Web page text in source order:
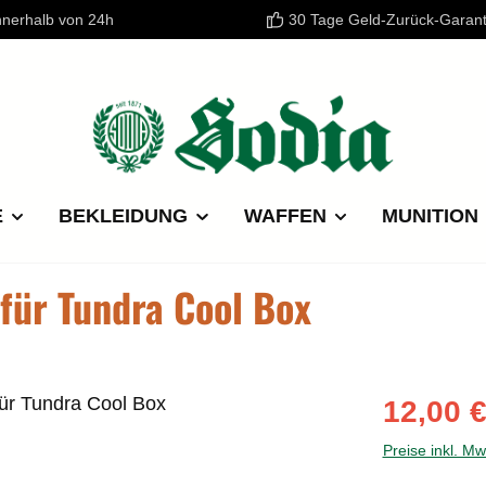
von 24h 30 Tage Geld-Zurück-
BEKLEIDUNG WAFFEN MUNITION
Tundra Cool Box
12,00 €
Preise inkl.